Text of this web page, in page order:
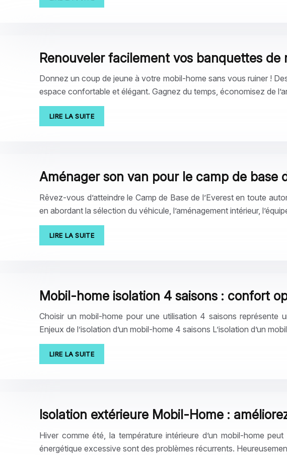
Renouveler facilement vos banquettes de
Donnez un coup de jeune à votre mobil-home sans vous ruiner !
espace confortable et élégant. Gagnez du temps, économisez de
LIRE LA SUITE
Aménager son van pour le camp de base
Rêvez-vous d’atteindre le Camp de Base de l’Everest en toute
en abordant la sélection du véhicule, l’aménagement intérieur,
LIRE LA SUITE
Mobil-home isolation 4 saisons : confort
Choisir un mobil-home pour une utilisation 4 saisons représente
Enjeux de l’isolation d’un mobil-home 4 saisons L’isolation d’un
LIRE LA SUITE
Isolation extérieure Mobil-Home :
Hiver comme été, la température intérieure d’un mobil-home
énergétique excessive sont des problèmes récurrents.